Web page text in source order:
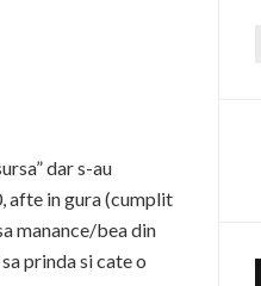
dar s-au
afte in gura (cumplit
manance/bea din
prinda si cate o